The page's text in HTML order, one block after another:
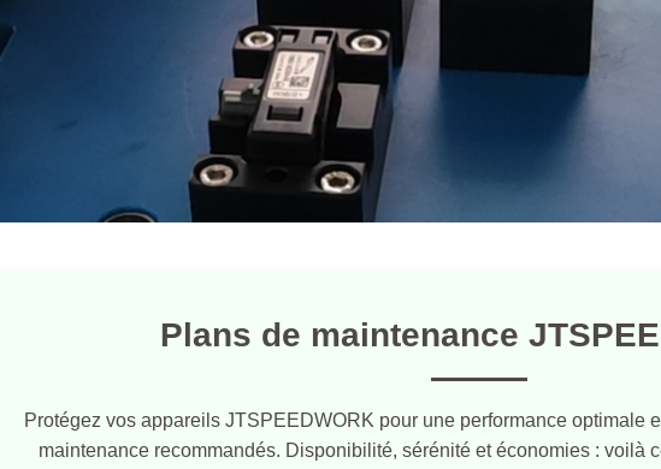
Plans de maintenance
Protégez vos appareils JTSPEEDWORK pour une performance optimale
maintenance recommandés. Disponibilité, sérénité et économies : voilà